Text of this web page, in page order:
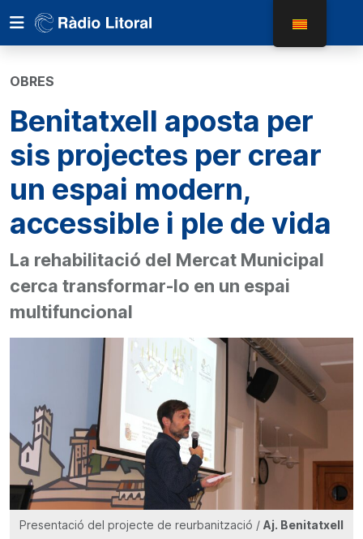
OBRES
Benitatxell aposta per
sis projectes per crear
un espai modern,
accessible i ple de vida
La rehabilitació del Mercat Municipal
cerca transformar-lo en un espai
multifuncional
Presentació del projecte de reurbanització / Aj. Benitatxell